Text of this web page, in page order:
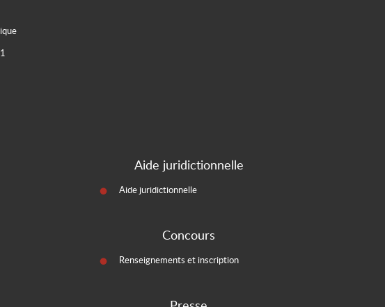
Aide juridictionnelle
Aide juridictionnelle
Concours
Renseignements et inscription